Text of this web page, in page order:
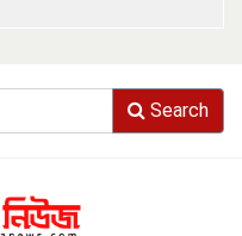
Search